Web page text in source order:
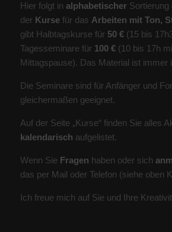
Hier folgt in alphabetischerSortierung
derKursefür das Arbeiten mit Ton,
gibt Halbtagskurse für 50 € (15 bis
Tagesseminare für 100 €(10 bis 17h
Mittagspause). Das Material ist immer
Die Seminare sind für Anfänger und
gleichermaßen geeignet.
Auf der Seite „Kurse“ finden Sie alles
kalendarisch aufgelistet.
Wenn Sie Fragen haben oder sich
das per Mail oder Telefon (siehe oben
Ich freue mich auf Sie und Ihre